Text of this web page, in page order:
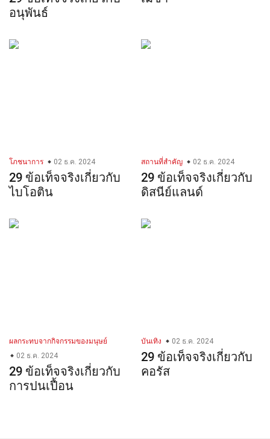
อนุพันธ์
โภชนาการ 02 ธ.ค. 2024
29 ข้อเท็จจริงเกี่ยวกับ
ไบโอติน
สถานที่สำคัญ 02 ธ.ค. 2024
29 ข้อเท็จจริงเกี่ยวกับ
ดิสนีย์แลนด์
ผลกระทบจากกิจกรรมของมนุษย์
02 ธ.ค. 2024
29 ข้อเท็จจริงเกี่ยวกับ
การปนเปื้อน
บันเทิง 02 ธ.ค. 2024
29 ข้อเท็จจริงเกี่ยวกับ
คอรัส